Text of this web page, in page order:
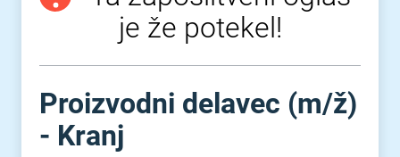
je že potekel!
Proizvodni delavec (m⁠/⁠ž)
- Kranj